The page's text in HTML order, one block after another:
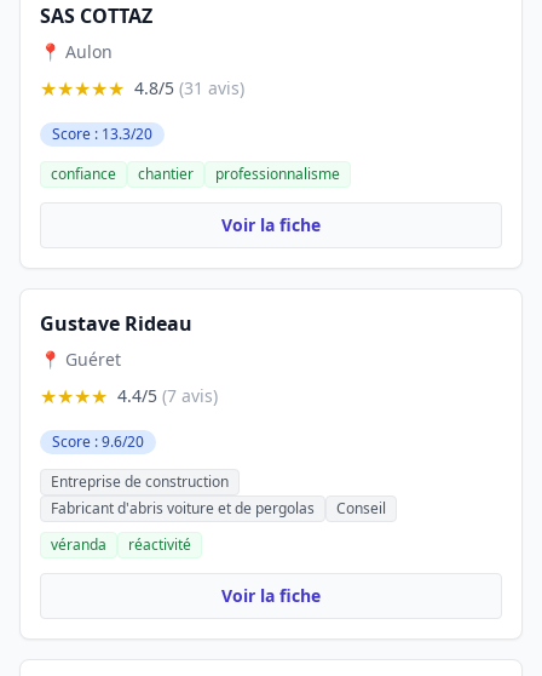
SAS COTTAZ
📍 Aulon
★★★★★ 4.8/5 (31 avis)
Score : 13.3/20
confiance
chantier professionnalisme
Voir la fiche
Gustave Rideau
📍 Guéret
★★★★ 4.4/5 (7 avis)
Score : 9.6/20
Entreprise de construction
Fabricant d'abris voiture et de pergolas
Conseil
véranda
réactivité
Voir la fiche